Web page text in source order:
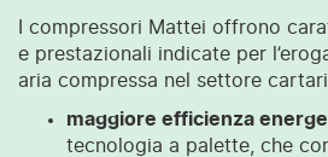
I compressori Mattei offrono
e prestazionali indicate per
aria compressa nel settore
maggiore efficienza
tecnologia a palette, che